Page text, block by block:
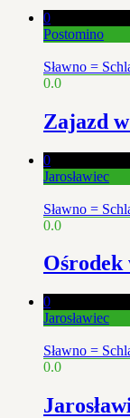
0
Postomino
Sławno =
0.0
Zajazd
0
Jarosławiec
Sławno =
0.0
Ośrodek
0
Jarosławiec
Sławno =
0.0